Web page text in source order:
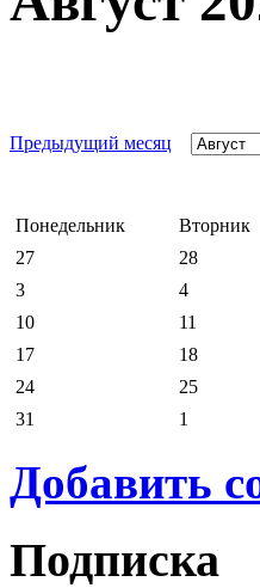
Предыдущий месяц
Понедельник Вторник
27
28
3
4
10
11
17
18
24
25
31
1
Добавить
Подписка